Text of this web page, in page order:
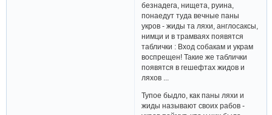
безнадега, нищета, руина,
понаедут туда вечные паны
укров - жиды та ляхи, англосаксы,
нимци и в трамваях появятся
таблички : Вход собакам и украм
воспрещен! Такие же таблички
появятся в гешефтах жидов и
ляхов ...
Тупое быдло, как паны ляхи и
жиды называют своих рабов -